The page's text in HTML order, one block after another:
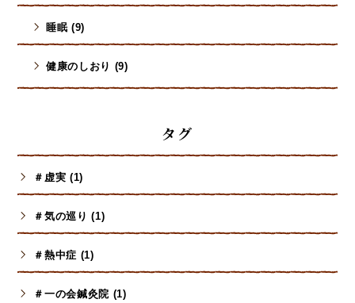
睡眠 (9)
健康のしおり (9)
タグ
＃虚実 (1)
＃気の巡り (1)
＃熱中症 (1)
＃一の会鍼灸院 (1)